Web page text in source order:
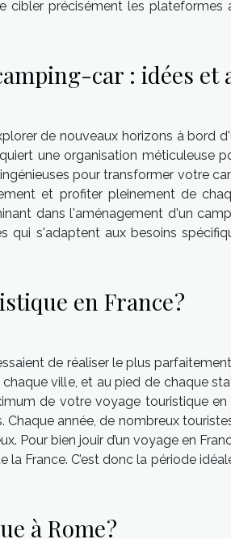
cibler précisément les plateformes
car : idées et
de nouveaux horizons à bord
une organisation méticuleuse
pour transformer votre
et profiter pleinement de
dans l'aménagement d'un
qui s'adaptent aux besoins
en France ?
de réaliser le plus
ville, et au pied de chaque
de votre voyage touristique en
année, de nombreux
Pour bien jouir d’un voyage en
France. C’est donc la période
à Rome ?